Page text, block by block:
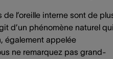
de l’oreille interne sont de
d’un phénomène naturel
également appelée
ne remarquez pas grand-